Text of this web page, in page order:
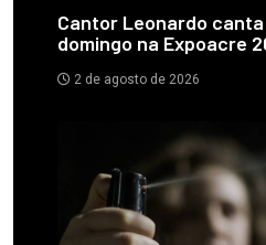
Cantor Leonardo
domingo na Expoacre
2 de agosto de 2026